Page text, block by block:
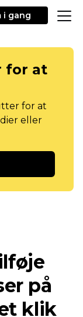
i gang
for at
for at
eller
på
klik